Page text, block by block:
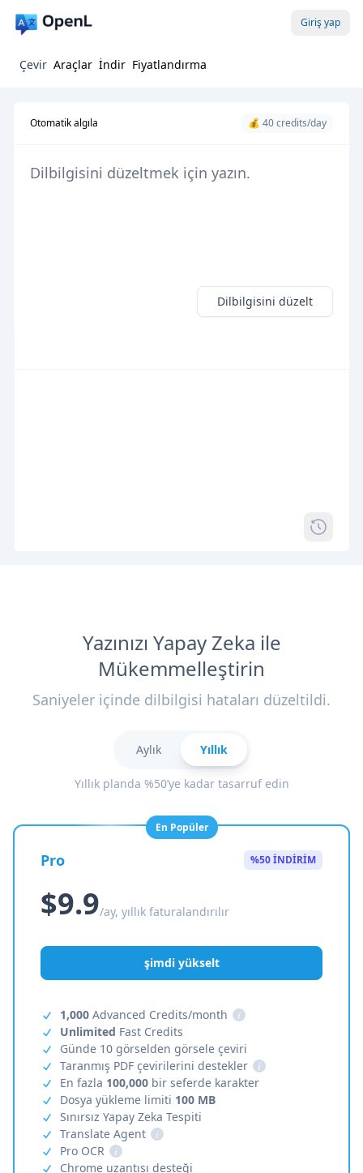
Giriş yap
Çevir Araçlar İndir Fiyatlandırma
Otomatik algıla 💰 40 credits/day
Dilbilgisini düzelt
Yazınızı Yapay Zeka ile
Mükemmelleştirin
Saniyeler içinde dilbilgisi hataları düzeltildi.
Aylık Yıllık
Yıllık planda %50’ye kadar tasarruf edin
En Popüler
Pro %50 İNDİRİM
$9.9/ay, yıllık faturalandırılır
şimdi yükselt
1,000 Advanced Credits/month
i
Unlimited Fast Credits
Günde 10 görselden görsele çeviri
Taranmış PDF çevirilerini destekler
i
En fazla 100,000 bir seferde karakter
Dosya yükleme limiti 100 MB
Sınırsız Yapay Zeka Tespiti
Translate Agent
i
Pro OCR
i
Chrome uzantısı desteği